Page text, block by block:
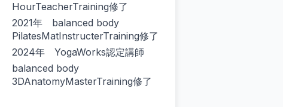
HourTeacherTraining修了
2021年 balanced body
PilatesMatInstructerTraining修了
2024年 YogaWorks認定講師
balanced body
3DAnatomyMasterTraining修了